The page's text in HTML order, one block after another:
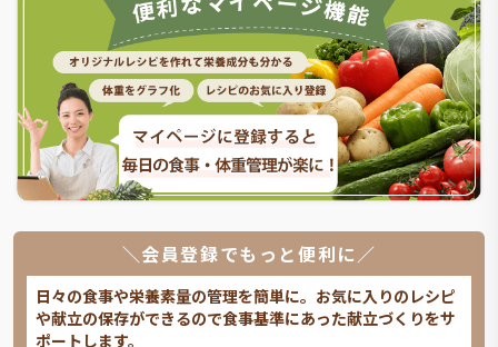
＼会員登録でもっと便利に／
日々の食事や栄養素量の管理を簡単に。お気に入りのレシピ
や献立の保存ができるので食事基準にあった献立づくりをサ
ポートします。